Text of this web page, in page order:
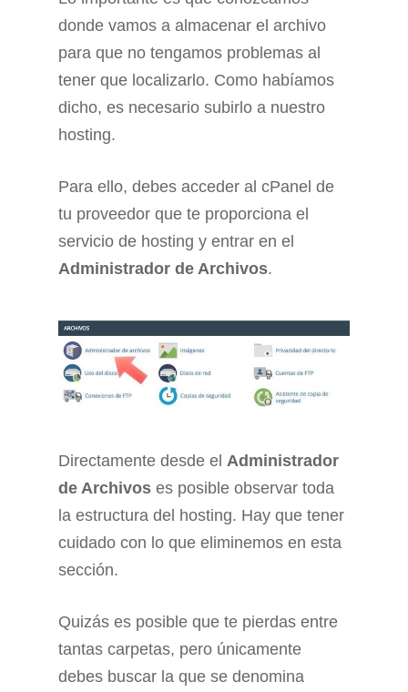
donde vamos a almacenar el archivo
para que no tengamos problemas al
tener que localizarlo. Como habíamos
dicho, es necesario subirlo a nuestro
hosting.
Para ello, debes acceder al cPanel de
tu proveedor que te proporciona el
servicio de hosting y entrar en el
Administrador de Archivos.
Directamente desde el Administrador
de Archivos es posible observar toda
la estructura del hosting. Hay que tener
cuidado con lo que eliminemos en esta
sección.
Quizás es posible que te pierdas entre
tantas carpetas, pero únicamente
debes buscar la que se denomina